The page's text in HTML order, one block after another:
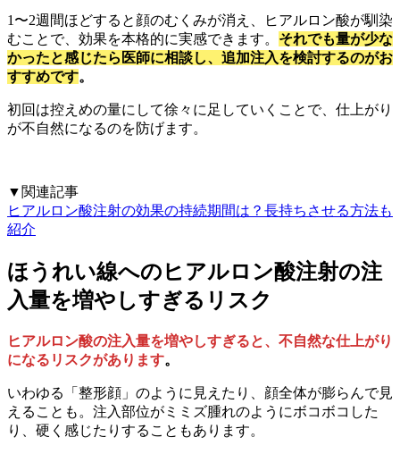
1〜2週間ほどすると顔のむくみが消え、ヒアルロン酸が馴染
むことで、効果を本格的に実感できます。 それでも量が少な
かったと感じたら医師に相談し、追加注入を検討するのがお
すすめです。
初回は控えめの量にして徐々に足していくことで、仕上がり
が不自然になるのを防げます。
▼関連記事
ヒアルロン酸注射の効果の持続期間は？長持ちさせる方法も
紹介
ほうれい線へのヒアルロン酸注射の注
入量を増やしすぎるリスク
ヒアルロン酸の注入量を増やしすぎると、不自然な仕上がり
になるリスクがあります。
いわゆる「整形顔」のように見えたり、顔全体が膨らんで見
えることも。注入部位がミミズ腫れのようにボコボコした
り、硬く感じたりすることもあります。